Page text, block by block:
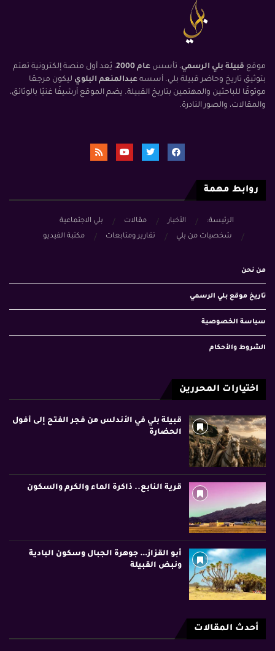
موقع قبيلة بلي الرسمي، تأسس عام 2000
، يُعد أول منصة إلكترونية تهتم
بتوثيق تاريخ وحاضر قبيلة بلي. أسسه عبدالمنعم البلوي ليكون مرجعًا
موثوقًا للباحثين والمهتمين بتاريخ القبيلة. يضم الموقع أرشيفًا غنيًا بالوثائق،
والمقالات، والصور النادرة.
روابط مهمة
الرئيسة: الأخبار مقالات
بلي الاجتماعية
شخصيات من بلي
تقارير ومتابعات مكتبة الفيديو
من نحن
تاريخ موقع بلي الرسمي
سياسة الخصوصية
الشروط والأحكام
اختيارات المحررين
قبيلة بلي في الأندلس من فجر الفتح إلى أفول
الحضارة
قرية النابع.. ذاكرة الماء والكرم والسكون
أبو القزاز… جوهرة الجبال وسكون البادية
ونبض القبيلة
أحدث المقالات